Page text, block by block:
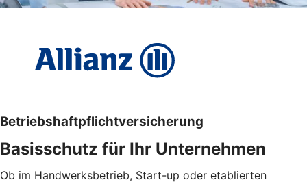
Betriebs­haftpflicht­versicherung
Basisschutz für Ihr Unter­nehmen
Ob im Handwerksbetrieb, Start-up oder etablierten